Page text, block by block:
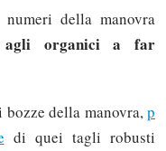
della manovra
agli organici a far
della manovra,p
di quei tagli robusti